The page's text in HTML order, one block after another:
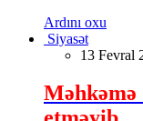
Ardını oxu
Siyasət
13 Fevral
Məhkəmə